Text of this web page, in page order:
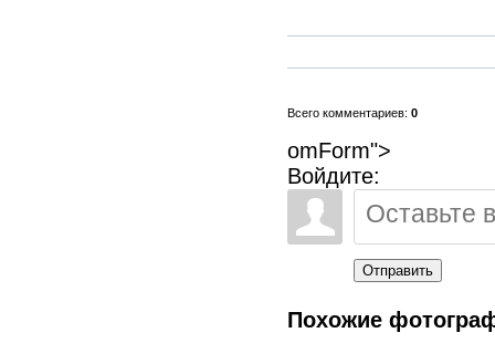
Всего комментариев: 0
omForm">
Войдите:
Отправить
Похожие